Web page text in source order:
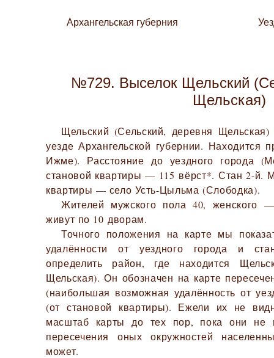
Архангельская губерния
№729. Выселок Щельский
Щельская)
Щельский (Сельский, деревня
уезде Архангельской губернии.
Ижме). Расстояние до уездного города
становой квартиры — 115 вёрст*. Стан 2-й.
квартиры — село Усть-Цыльма (Слободка).
Жителей мужского пола 40, женского
живут по 10 дворам.
Точного положения на карте мы
удалённости от уездного города и
определить район, где находится
Щельская). Он обозначен на карте
(наибольшая возможная удалённость от
(от становой квартиры). Ежели их не
масштаб карты до тех пор, пока они не
пересечения оных окружностей
может.